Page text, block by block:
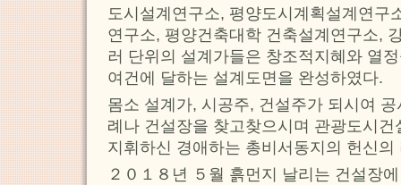
도시설계연구소, 평양도시계획설계연구
연구소, 평양건축대학 건축설계연구소,
러 단위의 설계가들은 창조적지혜와 열
여건에 달하는 설계도면을 완성하였다.
몸소 설계가, 시공주, 건설주가 되시여
례나 건설장을 찾고찾으시며 관광도시
지휘하신 경애하는 총비서동지의 헌신
２０１８년 ５월 흙먼지 날리는 건설장